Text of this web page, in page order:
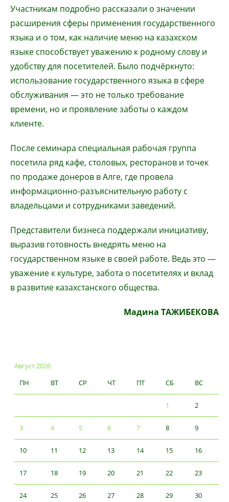
Участникам подробно рассказали о значении
расширения сферы применения государственного
языка и о том, как наличие меню на казахском
языке способствует уважению к родному слову и
удобству для посетителей. Было подчёркнуто:
использование государственного языка в сфере
обслуживания — это не только требование
времени, но и проявление заботы о каждом
клиенте.
После семинара специальная рабочая группа
посетила ряд кафе, столовых, ресторанов и точек
по продаже донеров в Алге, где провела
информационно-разъяснительную работу с
владельцами и сотрудниками заведений.
Представители бизнеса поддержали инициативу,
выразив готовность внедрять меню на
государственном языке в своей работе. Ведь это —
уважение к культуре, забота о посетителях и вклад
в развитие казахстанского общества.
Мадина ТАЖИБЕКОВА
Август 2026
ПН
ВТ СР ЧТ ПТ СБ ВС
1 2
3 4 5 6 7 8 9
10 11 12 13 14 15 16
17 18 19 20 21 22 23
24 25 26 27 28 29 30